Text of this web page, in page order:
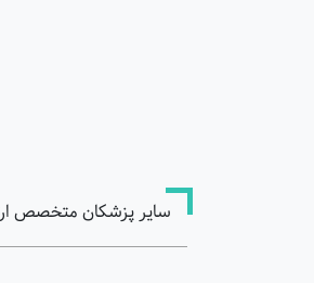
سایر پزشکان متخصص